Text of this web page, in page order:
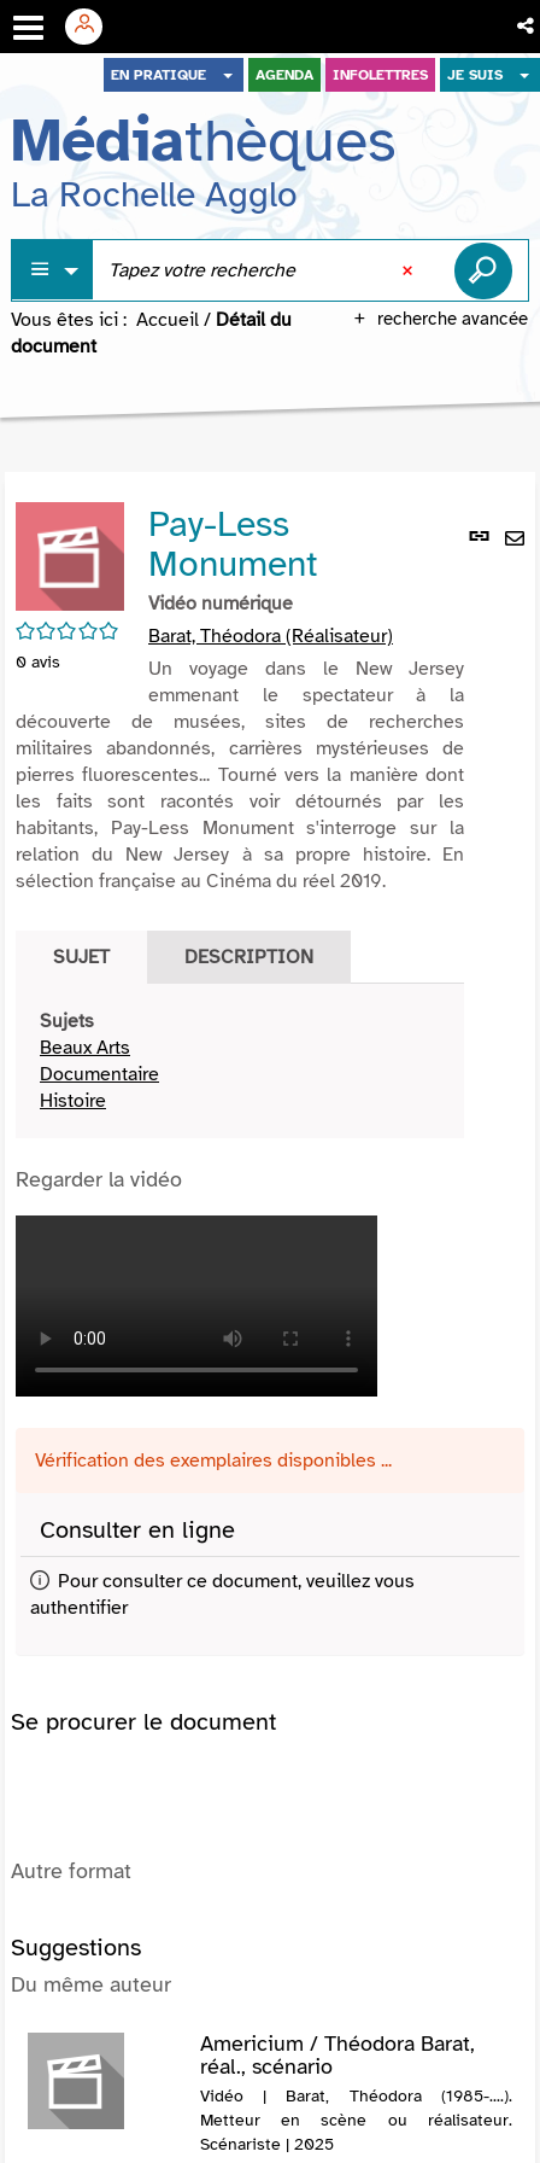
menu
contenu
recherche
EN PRATIQUE AGENDA INFOLETTRES JE SUIS
Médiathèques
La Rochelle Agglo
recherche avancée
Vous êtes ici : Accueil / Détail du
document
Lien
/5
0 avis
Pay-Less
Monument
Vidéo numérique
Barat, Théodora (Réalisateur)
Un voyage dans le New Jersey
emmenant le spectateur à la
découverte de musées, sites de recherches
militaires abandonnés, carrières mystérieuses de
pierres fluorescentes... Tourné vers la manière dont
les faits sont racontés voir détournés par les
habitants, Pay-Less Monument s'interroge sur la
relation du New Jersey à sa propre histoire. En
sélection française au Cinéma du réel 2019.
SUJET DESCRIPTION
Sujets
Beaux Arts
Documentaire
Histoire
Regarder la vidéo
Vérification des exemplaires disponibles ...
Consulter en ligne
Pour consulter ce document, veuillez vous
authentifier
Se procurer le document
Autre format
Suggestions
Du même auteur
Americium / Théodora Barat,
réal., scénario
Vidéo | Barat, Théodora (1985-....).
Metteur en scène ou réalisateur.
Scénariste | 2025